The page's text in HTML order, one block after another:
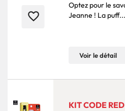
favorite_border
Optez pour le
Jeanne ! La puff...
Voir le détail
KIT CODE